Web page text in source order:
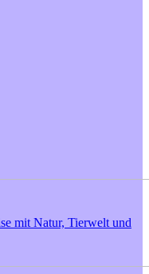
mit Natur, Tierwelt und